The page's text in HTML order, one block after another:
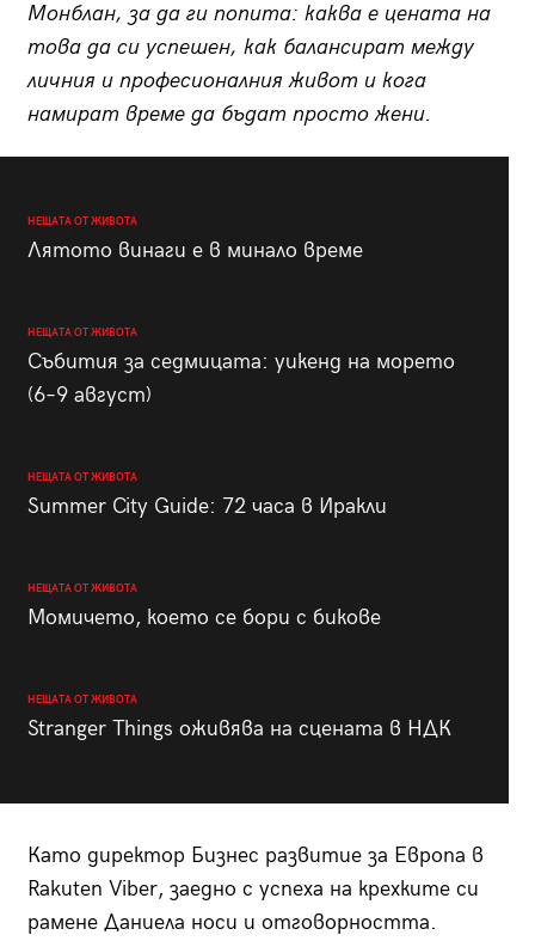
Монблан, за да ги попита: каква е цената на
това да си успешен, как балансират между
личния и професионалния живот и кога
намират време да бъдат просто жени.
НЕЩАТА ОТ ЖИВОТА
Лятото винаги е в минало време
НЕЩАТА ОТ ЖИВОТА
Събития за седмицата: уикенд на морето
(6–9 август)
НЕЩАТА ОТ ЖИВОТА
Summer City Guide: 72 часа в Иракли
НЕЩАТА ОТ ЖИВОТА
Момичето, което се бори с бикове
НЕЩАТА ОТ ЖИВОТА
Stranger Things оживява на сцената в НДК
Като директор Бизнес развитие за Европа в
Rakuten Viber, заедно с успеха на крехките си
раменe Даниела носи и отговорността.